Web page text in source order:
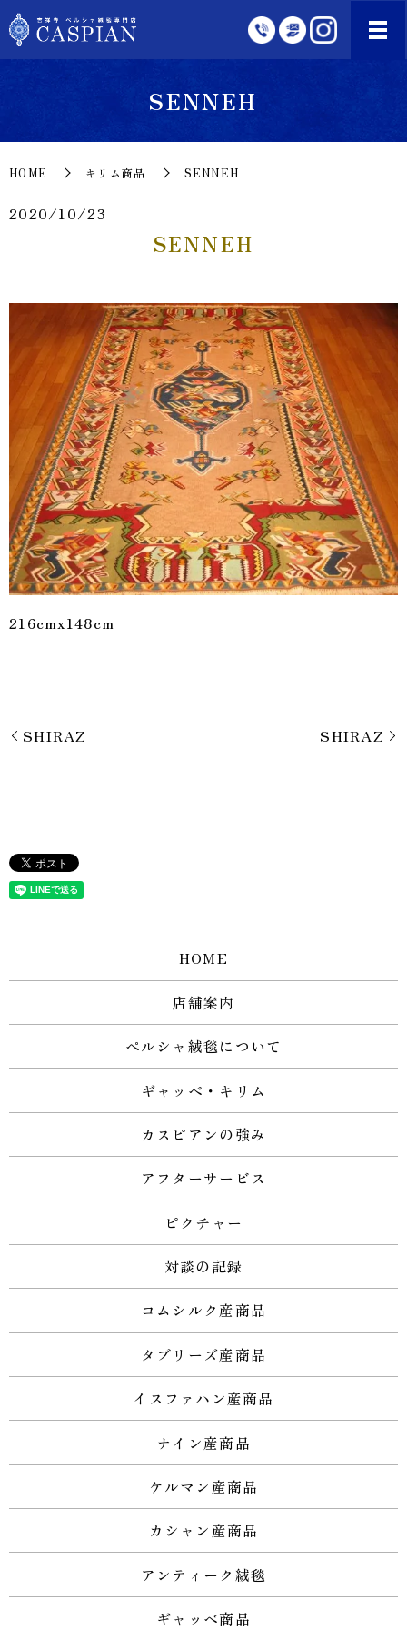
SENNEH
HOME キリム商品 SENNEH
2020/10/23
SENNEH
216cmx148cm
SHIRAZ SHIRAZ
HOME
店舗案内
ペルシャ絨毯について
ギャッベ・キリム
カスピアンの強み
アフターサービス
ピクチャー
対談の記録
コムシルク産商品
タブリーズ産商品
イスファハン産商品
ナイン産商品
ケルマン産商品
カシャン産商品
アンティーク絨毯
ギャッベ商品